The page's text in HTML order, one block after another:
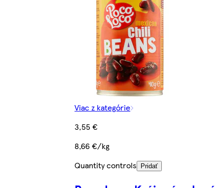
Viac z kategórie
3,55 €
8,66 €/kg
Quantity controls Pridať